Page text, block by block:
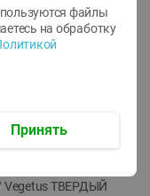
ТВЕРДЫЙ
файлы
на обработку
Принять